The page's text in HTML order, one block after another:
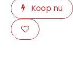
Koop nu